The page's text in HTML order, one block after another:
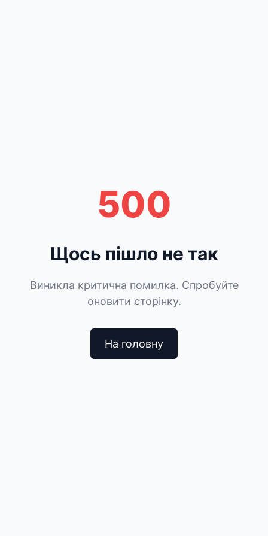
500
Щось пішло не так
Виникла критична помилка. Спробуйте
оновити сторінку.
На головну